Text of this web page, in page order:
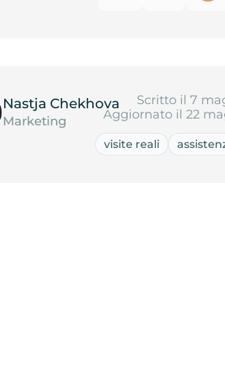
Nastja Chekhova
Marketing
Scritto il 7
Aggiornato il 22
visite reali